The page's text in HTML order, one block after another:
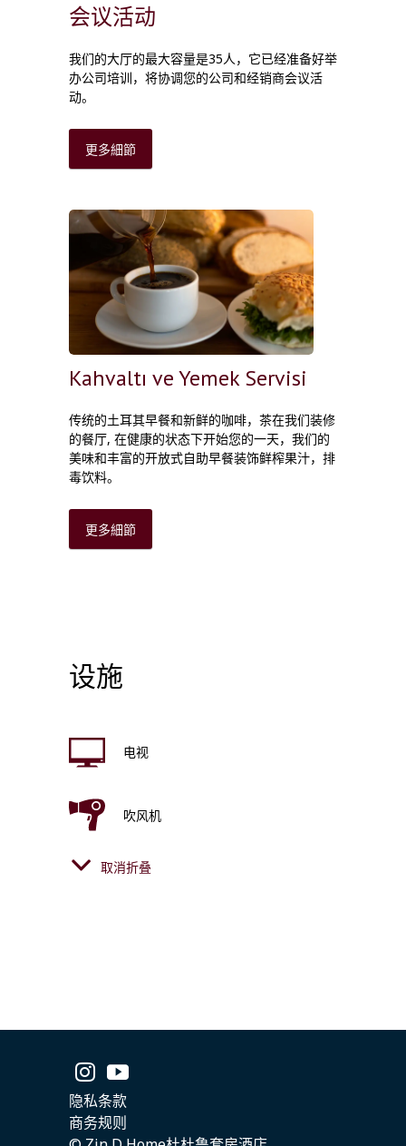
会议活动
我们的大厅的最大容量是35人，它已经准备好举
办公司培训，将协调您的公司和经销商会议活
动。
更多細節
Kahvaltı ve Yemek Servisi
传统的土耳其早餐和新鲜的咖啡，茶在我们装修
的餐厅, 在健康的状态下开始您的一天，我们的
美味和丰富的开放式自助早餐装饰鲜榨果汁，排
毒饮料。
更多細節
设施
电视
吹风机
空调
淋浴
香皂
取消折叠
隐私条款
商务规则